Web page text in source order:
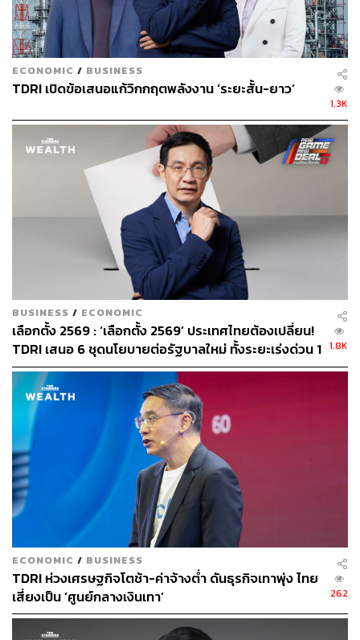
ECONOMIC / BUSINESS
TDRI เปิดข้อเสนอแก้วิกกฤตพลังงาน ‘ระยะสั้น-ยาว’
1.3K
BUSINESS / ECONOMIC
เลือกตั้ง 2569 : ‘เลือกตั้ง 2569’ ประเทศไทยต้องเปลี่ยน!
TDRI เสนอ 6 ชุดนโยบายต่อรัฐบาลใหม่ ทั้งระยะเร่งด่วน 1
ปีถึงระยะยาว 4 ปี
1.8K
ECONOMIC / BUSINESS
TDRI ห่วงเศรษฐกิจโตช้า-ค่าจ้างต่ำ ดันธุรกิจเทาพุ่ง ไทย
เสี่ยงเป็น ‘ศูนย์กลางเงินเทา’
262